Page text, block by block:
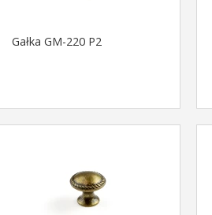
Gałka GM-220 P2